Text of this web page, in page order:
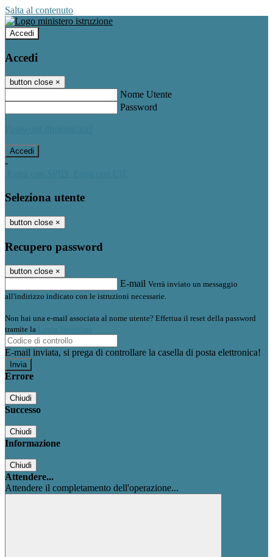
Salta al contenuto
Accedi
Accedi
button close ×
Nome Utente
Password
-
Seleziona utente
button close ×
Recupero password
button close ×
E-mail Verrà inviato un messaggio
all'indirizzo indicato con le istruzioni necessarie.
Non hai una e-mail associata al nome utente? Effettua il reset della password
tramite la
E-mail inviata, si prega di controllare la casella di posta elettronica!
Errore
Chiudi
Successo
Chiudi
Informazione
Chiudi
Attendere...
Attendere il completamento dell'operazione...